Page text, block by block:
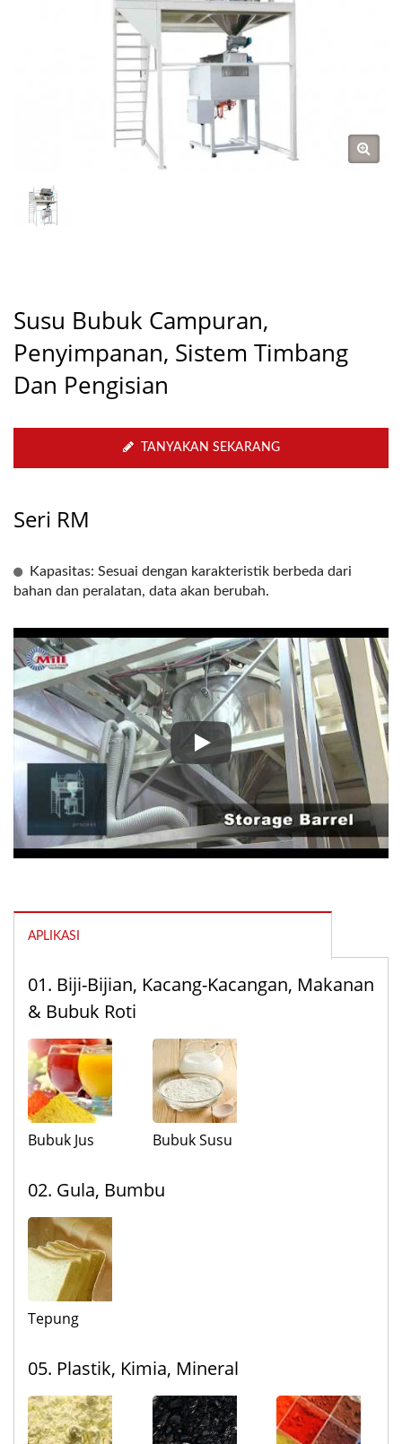
Susu Bubuk Campuran,
Penyimpanan, Sistem Timbang
Dan Pengisian
TANYAKAN SEKARANG
Seri RM
Kapasitas: Sesuai dengan karakteristik berbeda dari
bahan dan peralatan, data akan berubah.
Susu Bubuk Campuran,
APLIKASI
01. Biji-Bijian, Kacang-Kacangan, Makanan
& Bubuk Roti
Bubuk Jus Bubuk Susu
02. Gula, Bumbu
Tepung
05. Plastik, Kimia, Mineral